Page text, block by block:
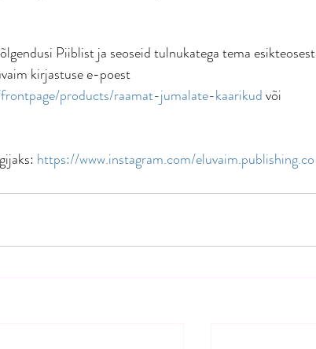
Piiblist ja seoseid tulnukatega tema esikteosest
kirjastuse e-poest
products/raamat-jumalate-kaarikud või
https://www.instagram.com/eluvaim.publishing.co